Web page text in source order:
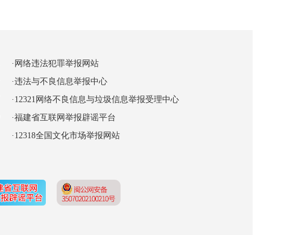
·网络违法犯罪举报网站
·违法与不良信息举报中心
·12321网络不良信息与垃圾信息举报受理中心
·福建省互联网举报辟谣平台
·12318全国文化市场举报网站